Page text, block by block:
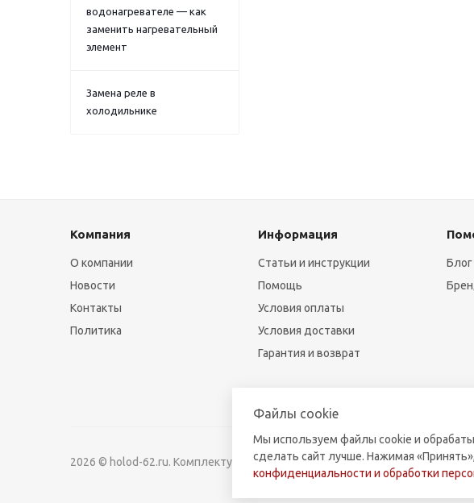
водонагревателе — как
заменить нагревательный
элемент
Замена реле в
холодильнике
Компания
О компании
Новости
Контакты
Политика
Информация
Статьи и инструкции
Помощь
Условия оплаты
Условия доставки
Гарантия и возврат
Блог
2026 © holod-62.ru. Комплектующие для бытовой и коммерческой техники.
Файлы cookie
Мы используем файлы cookie и
сделать сайт лучше. Нажимая
конфиденциальности и обработки